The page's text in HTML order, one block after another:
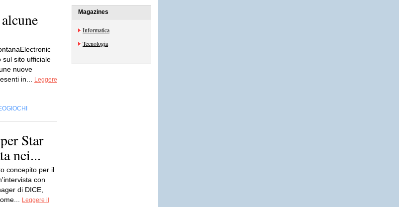
sul sito ufficiale
nuove
in...
Leggere
Star
nei...
concepito per il
con
di DICE,
Leggere il
Magazines
Informatica
Tecnologia